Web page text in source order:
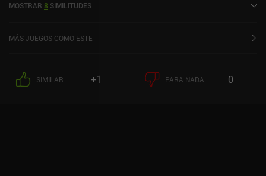
5,0 en Google Play y de 4,6 sobre 5,0 en la App Store de iOS.
MOSTRAR 8 SIMILITUDES
MÁS JUEGOS COMO ESTE
SIMILAR +1 PARA NADA 0